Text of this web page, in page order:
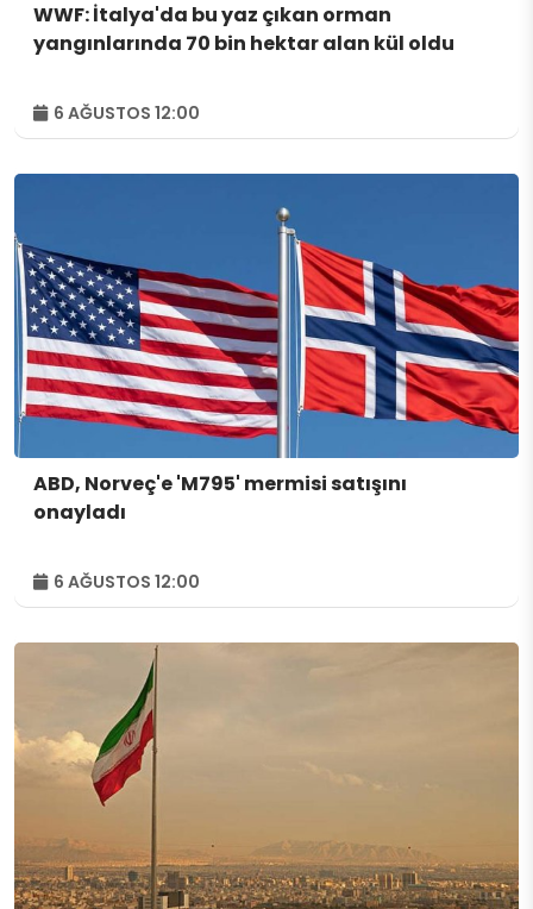
WWF: İtalya'da bu yaz çıkan orman
yangınlarında 70 bin hektar alan kül oldu
6 AĞUSTOS 12:00
ABD, Norveç'e 'M795' mermisi satışını
onayladı
6 AĞUSTOS 12:00